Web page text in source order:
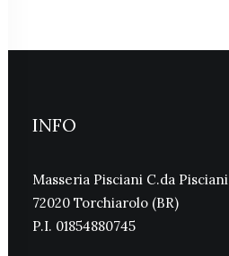
INFO
Masseria Pisciani C.da Pisciani
72020 Torchiarolo (BR)
P.I. 01854880745